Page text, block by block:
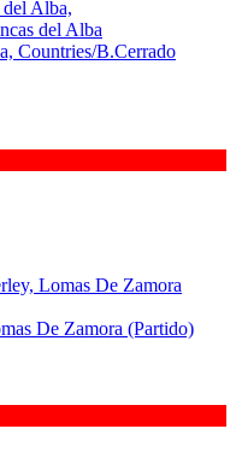
Countries/B.Cerrado
De Zamora (Partido)